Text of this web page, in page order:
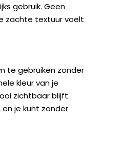
gebruik. Geen
zachte textuur voelt
te gebruiken zonder
kleur van je
zichtbaar blijft.
je kunt zonder